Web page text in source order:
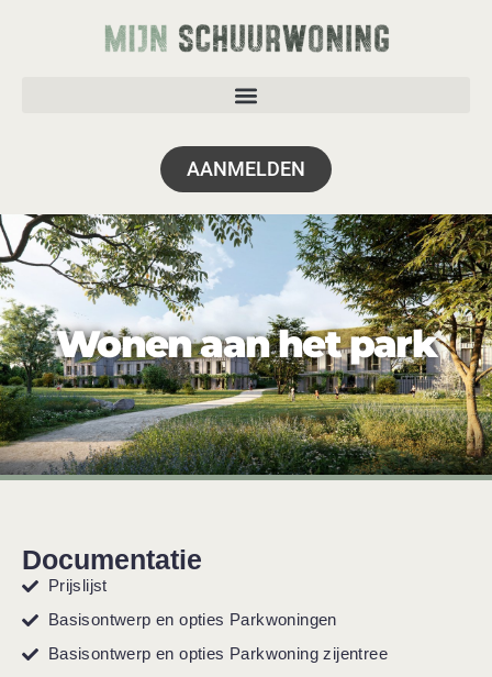
AANMELDEN
Wonen aan het park
Documentatie
Prijslijst
Basisontwerp en opties Parkwoningen
Basisontwerp en opties Parkwoning zijentree